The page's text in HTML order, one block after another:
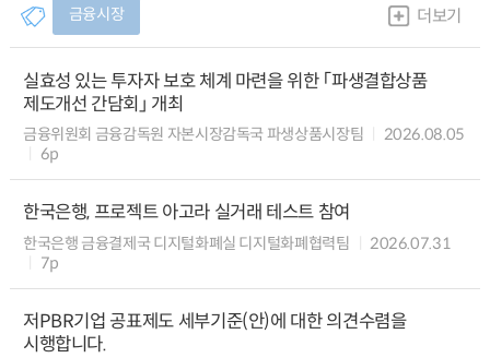
금융시장 더보기
실효성 있는 투자자 보호 체계 마련을 위한 「파생결합상품
제도개선 간담회」 개최
금융위원회 금융감독원 자본시장감독국 파생상품시장팀
2026.08.05
6p
한국은행, 프로젝트 아고라 실거래 테스트 참여
한국은행 금융결제국 디지털화폐실 디지털화폐협력팀
2026.07.31
7p
저PBR기업 공표제도 세부기준(안)에 대한 의견수렴을
시행합니다.